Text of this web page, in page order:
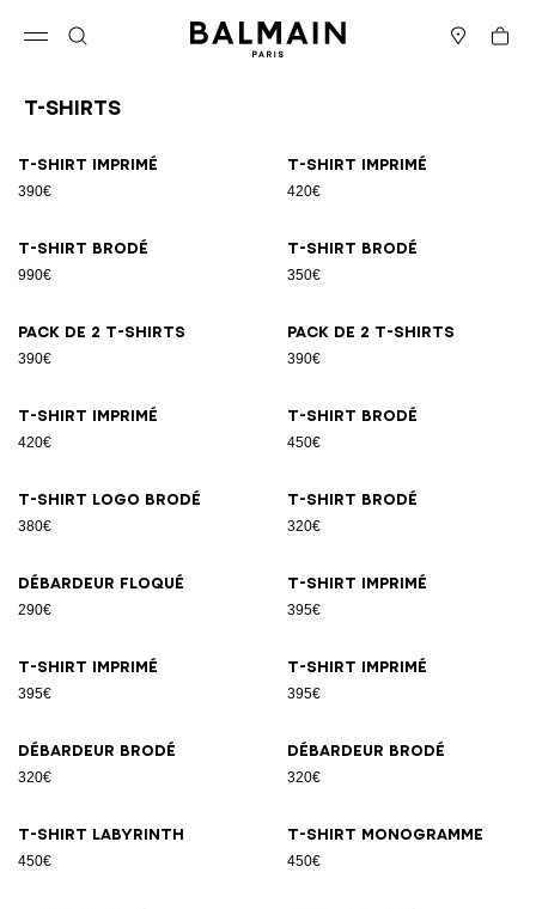
Panier
T-Shirts
T-shirt imprimé
390€
T-shirt imprimé
420€
T-shirt brodé
990€
T-shirt brodé
350€
Pack de 2 T-shirts
390€
Pack de 2 T-shirts
390€
T-shirt imprimé
420€
T-shirt brodé
450€
T-shirt logo brodé
380€
T-shirt brodé
320€
Débardeur floqué
290€
T-shirt imprimé
395€
T-shirt imprimé
395€
T-shirt imprimé
395€
Débardeur brodé
320€
Débardeur brodé
320€
T-shirt Labyrinth
450€
T-shirt Monogramme
450€